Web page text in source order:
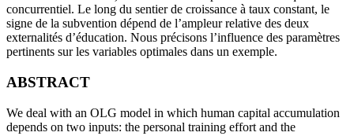
concurrentiel. Le long du sentier de croissance à taux constant, le
signe de la subvention dépend de l’ampleur relative des deux
externalités d’éducation. Nous précisons l’influence des paramètres
pertinents sur les variables optimales dans un exemple.
ABSTRACT
We deal with an OLG model in which human capital accumulation
depends on two inputs: the personal training effort and the